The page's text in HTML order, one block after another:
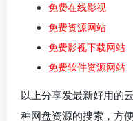
免费在线影视
免费资源网站
免费影视下载网站
免费软件资源网站
以上分享发最新好用的
种网盘资源的搜索，方